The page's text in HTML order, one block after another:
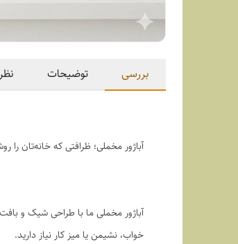
بررسی توضیحات
آباژور مخملی؛ ظرافتی که خانه‌تان
آباژور مخملی ما با طراحی شیک و
خواب، نشیمن یا میز کار نیاز دارید.